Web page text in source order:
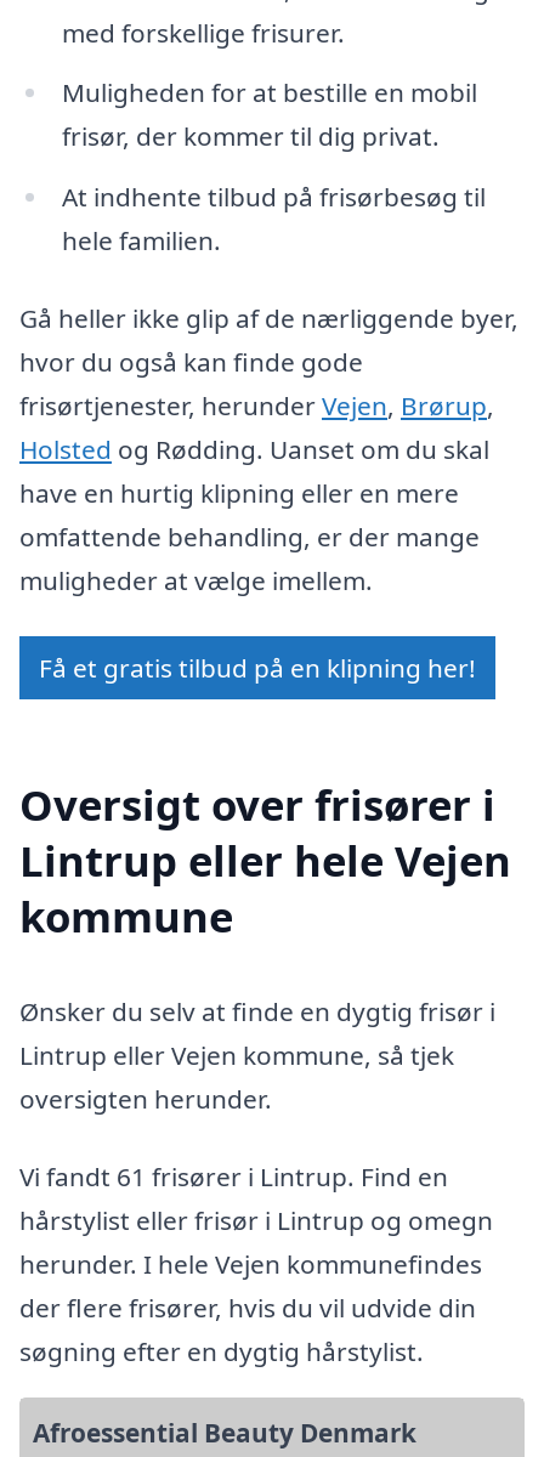
med forskellige frisurer.
Muligheden for at bestille en mobil
frisør, der kommer til dig privat.
At indhente tilbud på frisørbesøg til
hele familien.
Gå heller ikke glip af de nærliggende byer,
hvor du også kan finde gode
frisørtjenester, herunderVejen, Brørup,
Holsted og Rødding. Uanset om du skal
have en hurtig klipning eller en mere
omfattende behandling, er der mange
muligheder at vælge imellem.
Få et gratis tilbud på en klipning her!
Oversigt over frisører i
Lintrup eller hele Vejen
kommune
Ønsker du selv at finde en dygtig frisør i
Lintrup eller Vejen kommune, så tjek
oversigten herunder.
Vi fandt 61 frisører i Lintrup. Find en
hårstylist eller frisør i Lintrup og omegn
herunder. I hele Vejen kommunefindes
der flere frisører, hvis du vil udvide din
søgning efter en dygtig hårstylist.
Afroessential Beauty Denmark